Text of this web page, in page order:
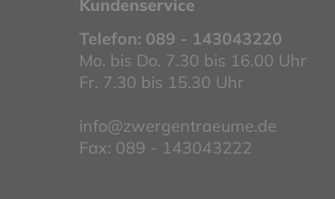
Kundenservice
Telefon: 089 - 143043220
Mo. bis Do. 7.30 bis 16.00 Uhr
Fr. 7.30 bis 15.30 Uhr
info@zwergentraeume.de
Fax: 089 - 143043222